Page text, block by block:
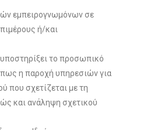
εμπειρογνωμόνων σε
ή/και
το προσωπικό
η παροχή υπηρεσιών για
που σχετίζεται με τη
και ανάληψη σχετικού